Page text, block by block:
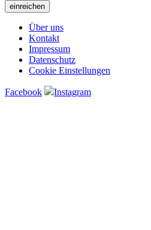
Über uns
Kontakt
Impressum
Datenschutz
Cookie Einstellungen
Facebook Instagram